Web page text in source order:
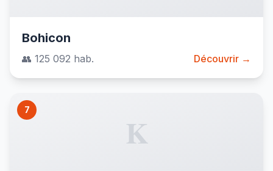
Bohicon
👥 125 092 hab. Découvrir →
7
K